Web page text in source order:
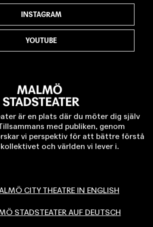
är en plats där du möter dig själv
med publiken, genom
vi perspektiv för att bättre förstå
och världen vi lever i.
CITY THEATRE IN ENGLISH
STADSTEATER AUF DEUTSCH
INSTAGRAM
YOUTUBE